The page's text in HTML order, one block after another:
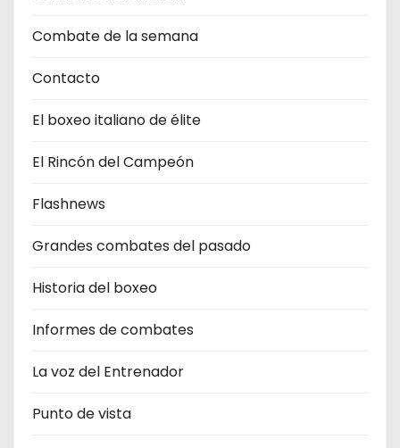
Combate de la semana
Contacto
El boxeo italiano de élite
El Rincón del Campeón
Flashnews
Grandes combates del pasado
Historia del boxeo
Informes de combates
La voz del Entrenador
Punto de vista